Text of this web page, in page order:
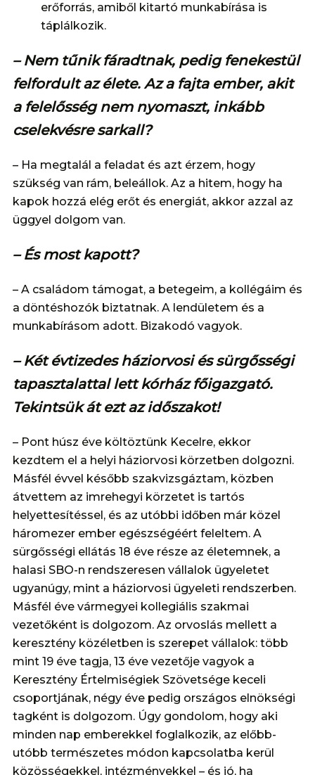
erőforrás, amiből kitartó munkabírása is
táplálkozik.
– Nem tűnik fáradtnak, pedig fenekestül
felfordult az élete. Az a fajta ember, akit
a felelősség nem nyomaszt, inkább
cselekvésre sarkall?
– Ha megtalál a feladat és azt érzem, hogy
szükség van rám, beleállok. Az a hitem, hogy ha
kapok hozzá elég erőt és energiát, akkor azzal az
üggyel dolgom van.
– És most kapott?
– A családom támogat, a betegeim, a kollégáim és
a döntéshozók biztatnak. A lendületem és a
munkabírásom adott. Bizakodó vagyok.
– Két évtizedes háziorvosi és sürgősségi
tapasztalattal lett kórház főigazgató.
Tekintsük át ezt az időszakot!
– Pont húsz éve költöztünk Kecelre, ekkor
kezdtem el a helyi háziorvosi körzetben dolgozni.
Másfél évvel később szakvizsgáztam, közben
átvettem az imrehegyi körzetet is tartós
helyettesítéssel, és az utóbbi időben már közel
háromezer ember egészségéért feleltem. A
sürgősségi ellátás 18 éve része az életemnek, a
halasi SBO-n rendszeresen vállalok ügyeletet
ugyanúgy, mint a háziorvosi ügyeleti rendszerben.
Másfél éve vármegyei kollegiális szakmai
vezetőként is dolgozom. Az orvoslás mellett a
keresztény közéletben is szerepet vállalok: több
mint 19 éve tagja, 13 éve vezetője vagyok a
Keresztény Értelmiségiek Szövetsége keceli
csoportjának, négy éve pedig országos elnökségi
tagként is dolgozom. Úgy gondolom, hogy aki
minden nap emberekkel foglalkozik, az előbb-
utóbb természetes módon kapcsolatba kerül
közösségekkel, intézményekkel – és jó, ha